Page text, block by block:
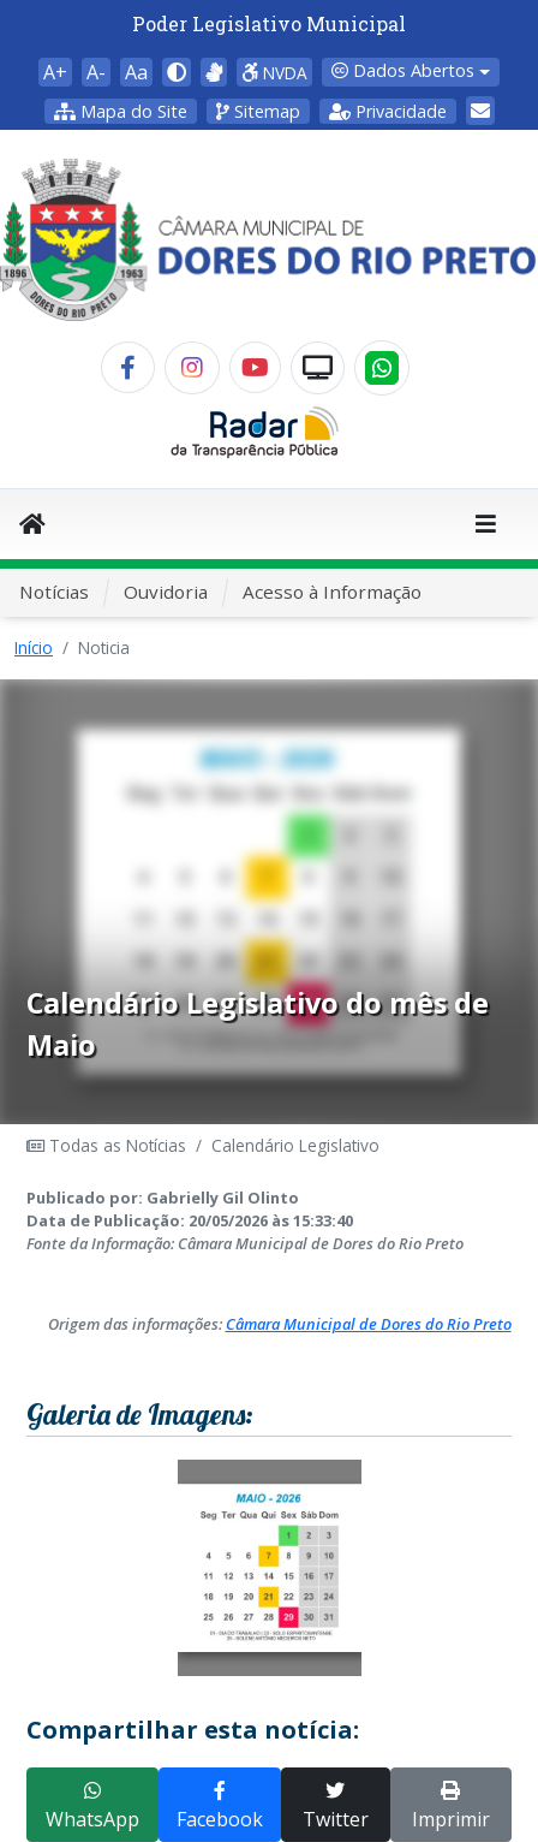
Poder Legislativo Municipal
A+ A- Aa NVDA
Dados Abertos
Mapa do Site
Sitemap Privacidade
Notícias Ouvidoria Acesso à Informação
Início Noticia
Calendário Legislativo do mês de
Maio
Todas as Notícias / Calendário Legislativo
Publicado por: Gabrielly Gil Olinto
Data de Publicação: 20/05/2026 às 15:33:40
Fonte da Informação: Câmara Municipal de Dores do Rio Preto
Origem das informações:Câmara Municipal de Dores do Rio Preto
Galeria de Imagens:
Compartilhar esta notícia:
WhatsApp Facebook Twitter Imprimir